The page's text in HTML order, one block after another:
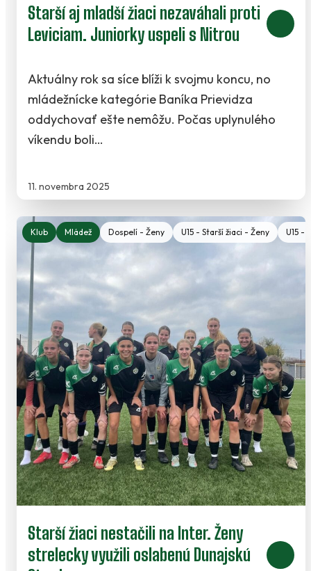
Starší aj mladší žiaci nezaváhali proti
Leviciam. Juniorky uspeli s Nitrou
11. novembra 2025
Aktuálny rok sa síce blíži k svojmu koncu, no
mládežnícke kategórie Baníka Prievidza
oddychovať ešte nemôžu. Počas uplynulého
víkendu boli…
Klub Mládež Dospelí - Ženy U15 - Starší žiaci - Ženy U15 -
Starší žiaci nestačili na Inter. Ženy
strelecky využili oslabenú Dunajskú